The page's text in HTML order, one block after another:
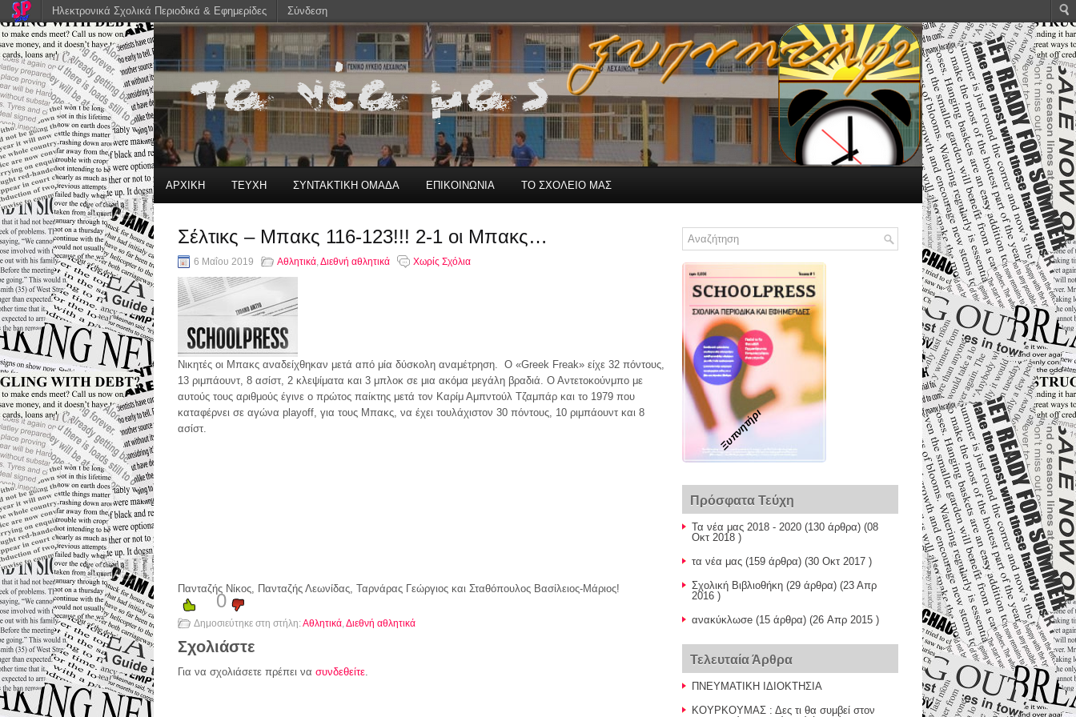
ΑΡΧΙΚΗ ΤΕΥΧΗ ΣΥΝΤΑΚΤΙΚΗ ΟΜΑΔΑ ΕΠΙΚΟΙΝΩΝΙΑ ΤΟ ΣΧΟΛΕΙΟ ΜΑΣ
Σέλτικς – Μπακς 116-123!!! 2-1 οι Μπακς…
6 Μαΐου 2019 Αθλητικά,Διεθνή αθλητικά Χωρίς Σχόλια
Νικητές οι Μπακς αναδείχθηκαν μετά από μία δύσκολη αναμέτρηση. Ο «Greek Freak» είχε 32 πόντους,
13 ριμπάουντ, 8 ασίστ, 2 κλεψίματα και 3 μπλοκ σε μια ακόμα μεγάλη βραδιά. Ο Αντετοκούνμπο με
αυτούς τους αριθμούς έγινε ο πρώτος παίκτης μετά τον Καρίμ Αμπντούλ Τζαμπάρ και το 1979 που
καταφέρνει σε αγώνα playoff, για τους Μπακς, να έχει τουλάχιστον 30 πόντους, 10 ριμπάουντ και 8
ασίστ.
Πανταζής Νίκος, Πανταζής Λεωνίδας, Ταρνάρας Γεώργιος και Σταθόπουλος Βασίλειος-Μάριος!
0
Δημοσιεύτηκε στη στήλη:Αθλητικά,Διεθνή αθλητικά
Σχολιάστε
Για να σχολιάσετε πρέπει να συνδεθείτε.
Ξυπνητήρι
Πρόσφατα Τεύχη
Τα νέα μας 2018 - 2020 (130 άρθρα) (08
Οκτ 2018 )
τα νέα μας (159 άρθρα) (30 Οκτ 2017 )
Σχολική Βιβλιοθήκη (29 άρθρα) (23 Απρ
2016 )
ανακύκλωσe (15 άρθρα) (26 Απρ 2015 )
Τελευταία Άρθρα
ΠΝΕΥΜΑΤΙΚΗ ΙΔΙΟΚΤΗΣΙΑ
ΚΟΥΡΚΟΥΜΑΣ : Δες τι θα συμβεί στον
Ηλεκτρονικά Σχολικά Περιοδικά & Εφημερίδες Σύνδεση